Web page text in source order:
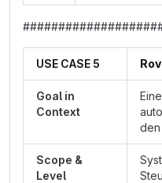
USE CASE 5
Goal in
Context
den
Scope &
Level